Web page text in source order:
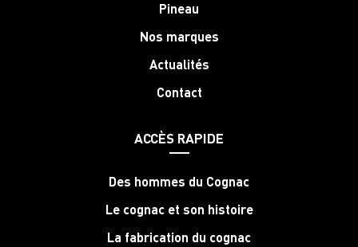
Pineau
Nos marques
Actualités
Contact
ACCÈS RAPIDE
Des hommes du Cognac
Le cognac et son histoire
La fabrication du cognac